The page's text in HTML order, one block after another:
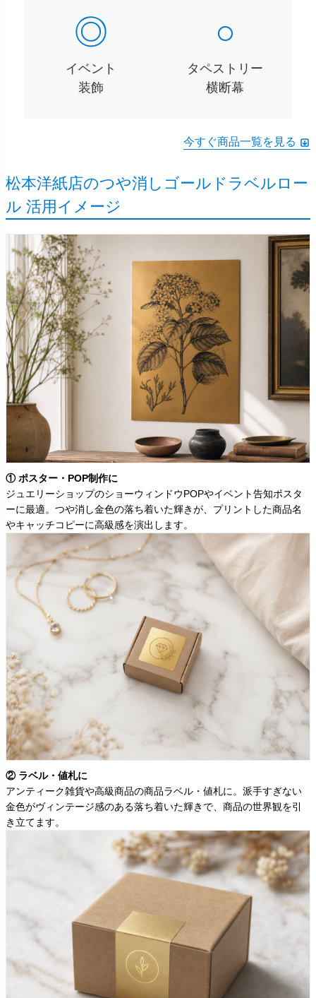
◎
イベント
装飾
○
タペストリー
横断幕
今すぐ商品一覧を見る
松本洋紙店のつや消しゴールドラベルロー
ル 活用イメージ
① ポスター・POP制作に
ジュエリーショップのショーウィンドウPOPやイベント告知ポスタ
ーに最適。つや消し金色の落ち着いた輝きが、プリントした商品名
やキャッチコピーに高級感を演出します。
② ラベル・値札に
アンティーク雑貨や高級商品の商品ラベル・値札に。派手すぎない
金色がヴィンテージ感のある落ち着いた輝きで、商品の世界観を引
き立てます。